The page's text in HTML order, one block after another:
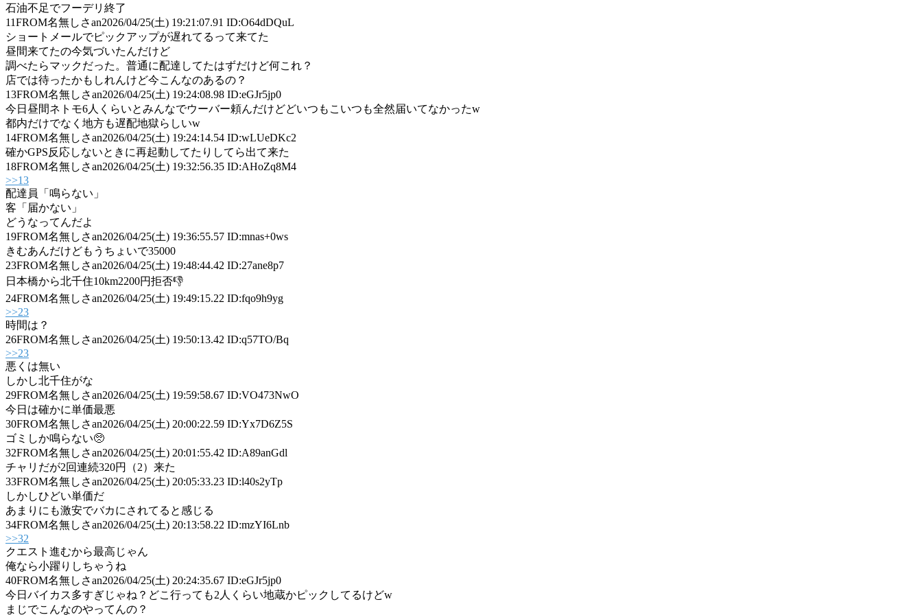
石油不足でフーデリ終了
11FROM名無しさan2026/04/25(土) 19:21:07.91 ID:O64dDQuL
ショートメールでピックアップが遅れてるって来てた
昼間来てたの今気づいたんだけど
調べたらマックだった。普通に配達してたはずだけど何これ？
店では待ったかもしれんけど今こんなのあるの？
13FROM名無しさan2026/04/25(土) 19:24:08.98 ID:eGJr5jp0
今日昼間ネトモ6人くらいとみんなでウーバー頼んだけどどいつもこいつも全然届いてなかったw
都内だけでなく地方も遅配地獄らしいw
14FROM名無しさan2026/04/25(土) 19:24:14.54 ID:wLUeDKc2
確かGPS反応しないときに再起動してたりしてら出て来た
18FROM名無しさan2026/04/25(土) 19:32:56.35 ID:AHoZq8M4
>>13
配達員「鳴らない」
客「届かない」
どうなってんだよ
19FROM名無しさan2026/04/25(土) 19:36:55.57 ID:mnas+0ws
きむあんだけどもうちょいで35000
23FROM名無しさan2026/04/25(土) 19:48:44.42 ID:27ane8p7
日本橋から北千住10km2200円拒否👎
24FROM名無しさan2026/04/25(土) 19:49:15.22 ID:fqo9h9yg
>>23
時間は？
26FROM名無しさan2026/04/25(土) 19:50:13.42 ID:q57TO/Bq
>>23
悪くは無い
しかし北千住がな
29FROM名無しさan2026/04/25(土) 19:59:58.67 ID:VO473NwO
今日は確かに単価最悪
30FROM名無しさan2026/04/25(土) 20:00:22.59 ID:Yx7D6Z5S
ゴミしか鳴らない🥺
32FROM名無しさan2026/04/25(土) 20:01:55.42 ID:A89anGdl
チャリだが2回連続320円（2）来た
33FROM名無しさan2026/04/25(土) 20:05:33.23 ID:l40s2yTp
しかしひどい単価だ
あまりにも激安でバカにされてると感じる
34FROM名無しさan2026/04/25(土) 20:13:58.22 ID:mzYI6Lnb
>>32
クエスト進むから最高じゃん
俺なら小躍りしちゃうね
40FROM名無しさan2026/04/25(土) 20:24:35.67 ID:eGJr5jp0
今日バイカス多すぎじゃね？どこ行っても2人くらい地蔵かピックしてるけどw
まじでこんなのやってんの？